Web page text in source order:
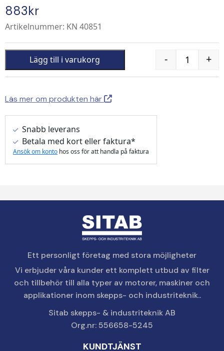
883kr
Artikelnummer: KN 40851
Quantity
- +
Lägg till i varukorg
Läs mer om produkten här
Snabb leverans
Betala med kort eller faktura*
Ansök om konto hos oss för att handla på faktura
Ett personligt företag med stora möjligheter
Vi erbjuder våra kunder ett komplett utbud av filter
och tillbehör till alla typer av motorer, maskiner och
applikationer inom skepps- och industriteknik..
Sitab skepps- & industriteknik AB
Org.nr: 556658-5245
KUNDTJÄNST